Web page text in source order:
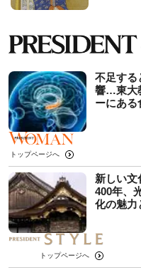
不足する
響…東大
ーにある
トップページへ
新しい文
400年、
化の魅力
トップページへ